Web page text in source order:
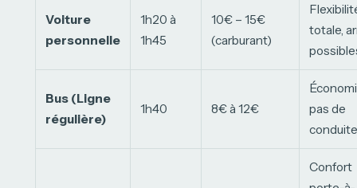
Voiture
personnelle
1h20 à
1h45
10€ – 15€
(carburant)
totale,
Bus (Ligne
régulière)
1h40 8€ à 12€
pas de
Confort